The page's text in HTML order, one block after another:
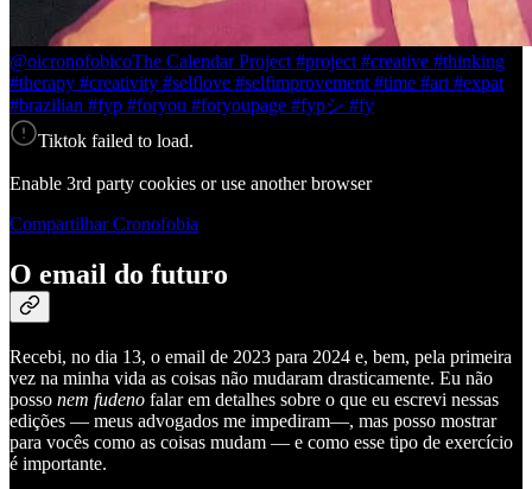
@oicronofobicoThe Calendar Project #project #creative #thinking
#therapy #creativity #selflove #selfimprovement #time #art #expat
#brazilian #fyp #foryou #foryoupage #fypシ #fy
Tiktok failed to load.
Enable 3rd party cookies or use another browser
Compartilhar Cronofobia
O email do futuro
Recebi, no dia 13, o email de 2023 para 2024 e, bem, pela primeira
vez na minha vida as coisas não mudaram drasticamente. Eu não
posso nem fudeno falar em detalhes sobre o que eu escrevi nessas
edições — meus advogados me impediram—, mas posso mostrar
para vocês como as coisas mudam — e como esse tipo de exercício
é importante.